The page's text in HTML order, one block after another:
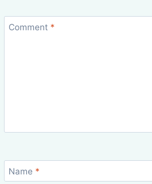
Comment *
Name *